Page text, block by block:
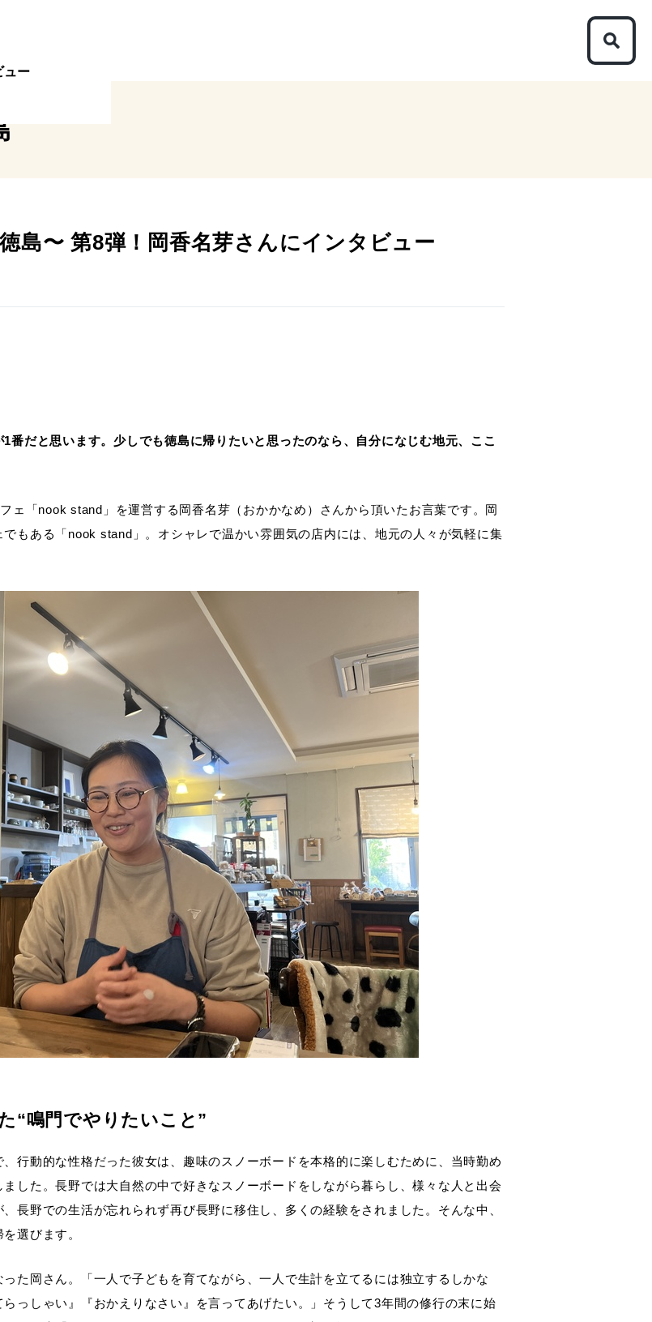
ュー
島〜 第8弾！岡香名芽さんにインタビュー
番だと思います。少しでも徳島に帰りたいと思ったのなら、自分になじむ地元、ここ
ェ「nook stand」を運営する岡香名芽（おかかなめ）さんから頂いたお言葉です。岡
もある「nook stand」。オシャレで温かい雰囲気の店内には、地元の人々が気軽に集
“鳴門でやりたいこと”
行動的な性格だった彼女は、趣味のスノーボードを本格的に楽しむために、当時勤め
した。長野では大自然の中で好きなスノーボードをしながら暮らし、様々な人と出会
長野での生活が忘れられず再び長野に移住し、多くの経験をされました。そんな中、
選びます。
た岡さん。「一人で子どもを育てながら、一人で生計を立てるには独立するしかな
っしゃい』『おかえりなさい』を言ってあげたい。」そうして3年間の修行の末に始